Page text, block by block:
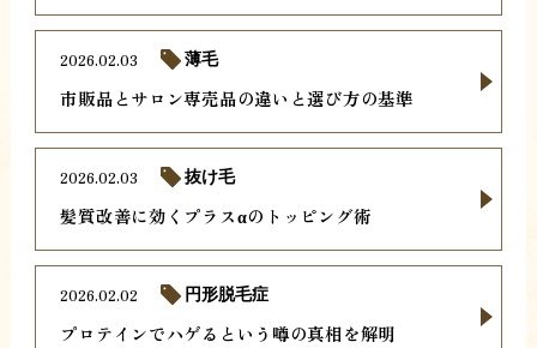
市販品とサロン専売品の違いと選び方の基準
2026.02.03 薄毛
髪質改善に効くプラスαのトッピング術
2026.02.03 抜け毛
プロテインでハゲるという噂の真相を解明
2026.02.02 円形脱毛症